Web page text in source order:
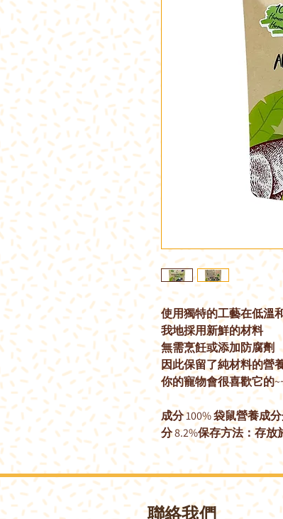
使用獨特的工藝在低溫
我地採用新鮮的材料
無需烹飪或添加防腐劑
因此保留了純材料的營
你的寵物會很喜歡它的
成分 100% 袋鼠營養成
分 8.2%保存方法：存
聯絡我們